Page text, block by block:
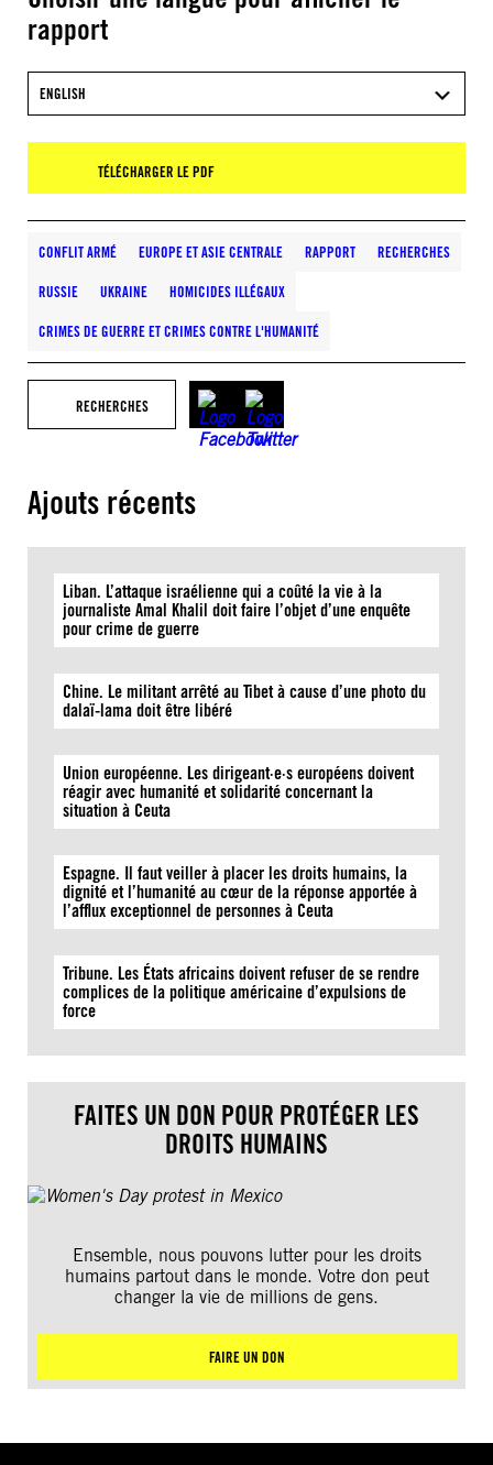
rapport
ENGLISH
TÉLÉCHARGER LE PDF
CONFLIT ARMÉ EUROPE ET ASIE CENTRALE RAPPORT RECHERCHES
RUSSIE UKRAINE HOMICIDES ILLÉGAUX
CRIMES DE GUERRE ET CRIMES CONTRE L'HUMANITÉ
RECHERCHES
Ajouts récents
Liban. L’attaque israélienne qui a coûté la vie à la
journaliste Amal Khalil doit faire l’objet d’une enquête
pour crime de guerre
Chine. Le militant arrêté au Tibet à cause d’une photo du
dalaï-lama doit être libéré
Union européenne. Les dirigeant·e·s européens doivent
réagir avec humanité et solidarité concernant la
situation à Ceuta
Espagne. Il faut veiller à placer les droits humains, la
dignité et l’humanité au cœur de la réponse apportée à
l’afflux exceptionnel de personnes à Ceuta
Tribune. Les États africains doivent refuser de se rendre
complices de la politique américaine d’expulsions de
force
FAITES UN DON POUR PROTÉGER LES
DROITS HUMAINS
Ensemble, nous pouvons lutter pour les droits
humains partout dans le monde. Votre don peut
changer la vie de millions de gens.
FAIRE UN DON